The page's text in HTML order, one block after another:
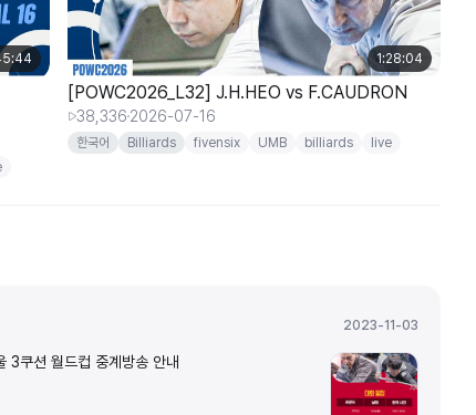
1:28:04
[POWC2026_L32] J.H.HEO vs F.CAUDRON
38,3362026-07-16
한국어 Billiards fivensix UMB billiards
live
2023-11-03
3쿠션 월드컵 중계방송 안내